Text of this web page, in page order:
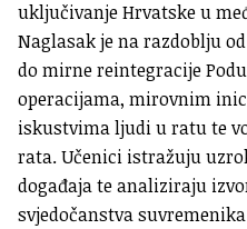
uključivanje Hrvatske u
Naglasak je na razdoblju
do mirne reintegracije
operacijama, mirovnim
iskustvima ljudi u ratu te
rata. Učenici istražuju
događaja te analiziraju
svjedočanstva